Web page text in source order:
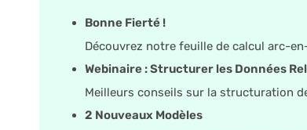
Bonne Fierté !
Découvrez notre feuille de calcul arc-
Webinaire : Structurer les Données
Meilleurs conseils sur la structuration
2 Nouveaux Modèles